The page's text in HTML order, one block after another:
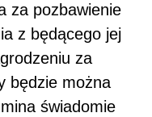
za pozbawienie
z będącego jej
za
będzie można
świadomie